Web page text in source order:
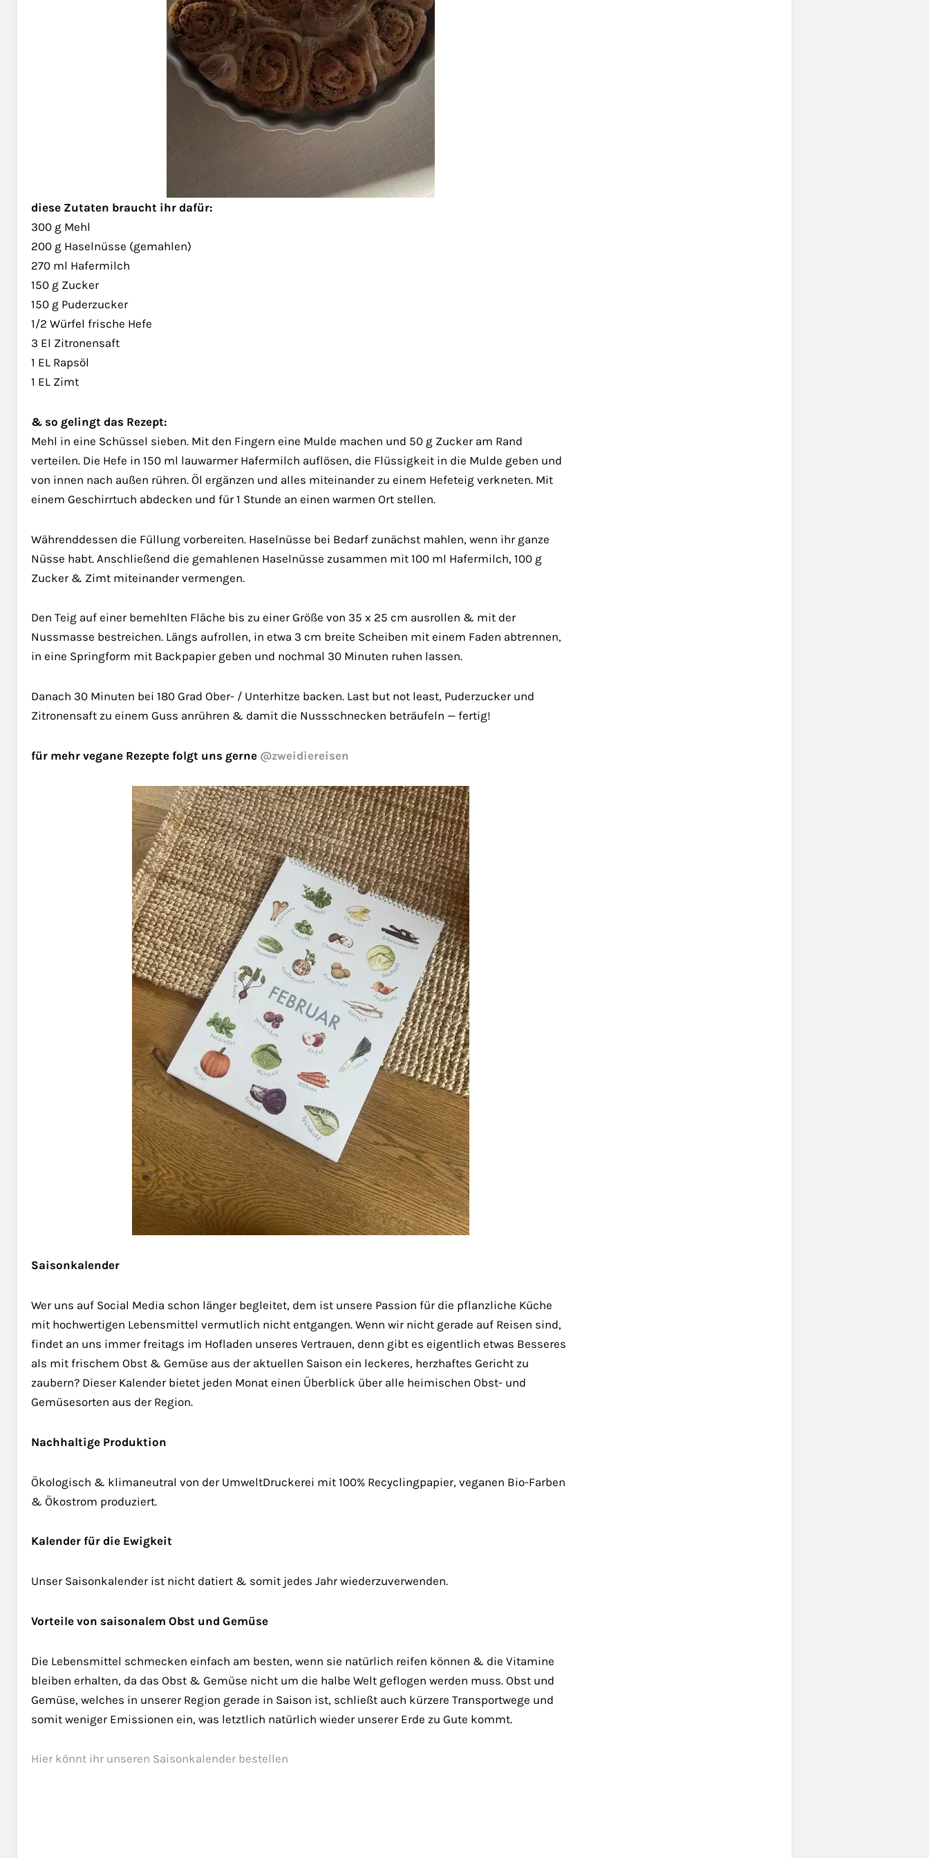
diese Zutaten braucht ihr dafür:
300 g Mehl
200 g Haselnüsse (gemahlen)
270 ml Hafermilch
150 g Zucker
150 g Puderzucker
1/2 Würfel frische Hefe
3 El Zitronensaft
1 EL Rapsöl
1 EL Zimt
& so gelingt das Rezept:
Mehl in eine Schüssel sieben. Mit den Fingern eine Mulde machen und 50 g Zucker am Rand
verteilen. Die Hefe in 150 ml lauwarmer Hafermilch auflösen, die Flüssigkeit in die Mulde geben und
von innen nach außen rühren. Öl ergänzen und alles miteinander zu einem Hefeteig verkneten. Mit
einem Geschirrtuch abdecken und für 1 Stunde an einen warmen Ort stellen.
Währenddessen die Füllung vorbereiten. Haselnüsse bei Bedarf zunächst mahlen, wenn ihr ganze
Nüsse habt. Anschließend die gemahlenen Haselnüsse zusammen mit 100 ml Hafermilch, 100 g
Zucker & Zimt miteinander vermengen.
Den Teig auf einer bemehlten Fläche bis zu einer Größe von 35 x 25 cm ausrollen & mit der
Nussmasse bestreichen. Längs aufrollen, in etwa 3 cm breite Scheiben mit einem Faden abtrennen,
in eine Springform mit Backpapier geben und nochmal 30 Minuten ruhen lassen.
Danach 30 Minuten bei 180 Grad Ober- / Unterhitze backen. Last but not least, Puderzucker und
Zitronensaft zu einem Guss anrühren & damit die Nussschnecken beträufeln — fertig!
für mehr vegane Rezepte folgt uns gerne @zweidiereisen
Saisonkalender
Wer uns auf Social Media schon länger begleitet, dem ist unsere Passion für die pflanzliche Küche
mit hochwertigen Lebensmittel vermutlich nicht entgangen. Wenn wir nicht gerade auf Reisen sind,
findet an uns immer freitags im Hofladen unseres Vertrauen, denn gibt es eigentlich etwas Besseres
als mit frischem Obst & Gemüse aus der aktuellen Saison ein leckeres, herzhaftes Gericht zu
zaubern? Dieser Kalender bietet jeden Monat einen Überblick über alle heimischen Obst- und
Gemüsesorten aus der Region.
Nachhaltige Produktion
Ökologisch & klimaneutral von der UmweltDruckerei mit 100% Recyclingpapier, veganen Bio-Farben
& Ökostrom produziert.
Kalender für die Ewigkeit
Unser Saisonkalender ist nicht datiert & somit jedes Jahr wiederzuverwenden.
Vorteile von saisonalem Obst und Gemüse
Die Lebensmittel schmecken einfach am besten, wenn sie natürlich reifen können & die Vitamine
bleiben erhalten, da das Obst & Gemüse nicht um die halbe Welt geflogen werden muss. Obst und
Gemüse, welches in unserer Region gerade in Saison ist, schließt auch kürzere Transportwege und
somit weniger Emissionen ein, was letztlich natürlich wieder unserer Erde zu Gute kommt.
Hier könnt ihr unseren Saisonkalender bestellen